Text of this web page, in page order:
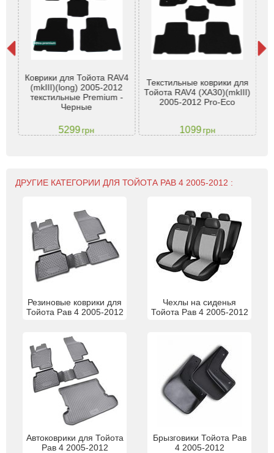
Коврики для Тойота RAV4
(mkIII)(long) 2005-2012
текстильные Premium -
Черные
5299грн
Текстильные коврики для
Тойота RAV4 (XA30)(mkIII)
2005-2012 Pro-Eco
1099грн
ДРУГИЕ КАТЕГОРИИ ДЛЯ ТОЙОТА РАВ 4 2005-2012 :
Резиновые коврики для
Тойота Рав 4 2005-2012
Чехлы на сиденья
Тойота Рав 4 2005-2012
Автоковрики для Тойота
Рав 4 2005-2012
Брызговики Тойота Рав
4 2005-2012